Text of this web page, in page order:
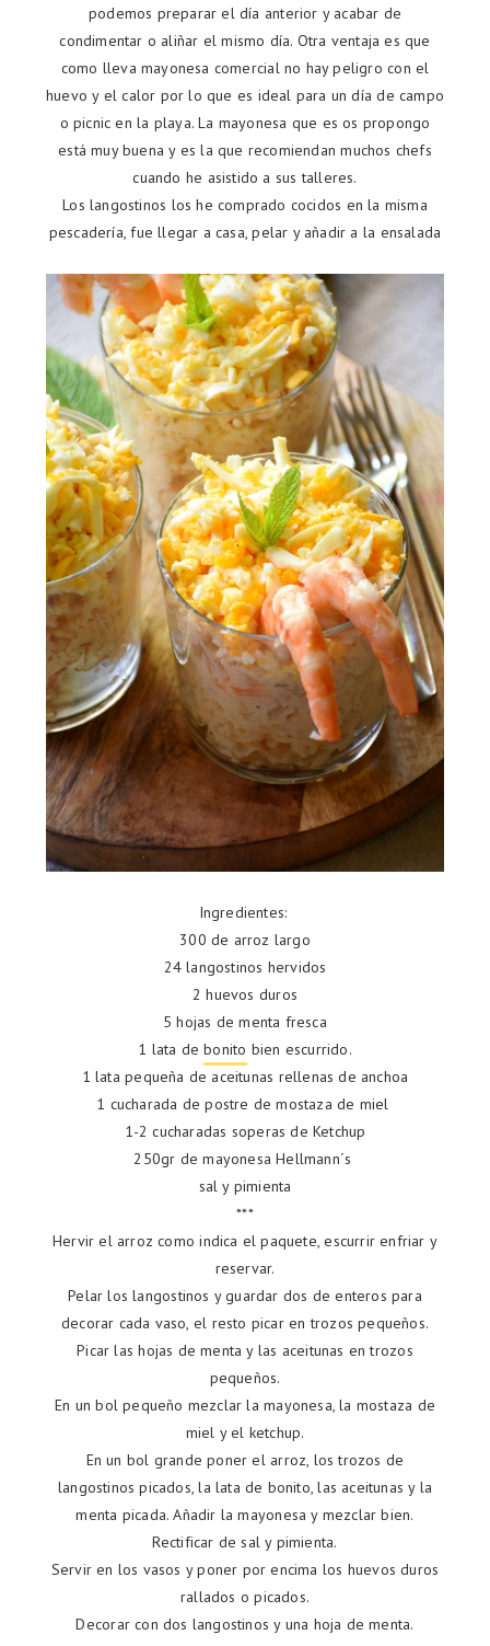
podemos preparar el día anterior y acabar de
condimentar o aliñar el mismo día. Otra ventaja es que
como lleva mayonesa comercial no hay peligro con el
huevo y el calor por lo que es ideal para un día de campo
o picnic en la playa. La mayonesa que es os propongo
está muy buena y es la que recomiendan muchos chefs
cuando he asistido a sus talleres.
Los langostinos los he comprado cocidos en la misma
pescadería, fue llegar a casa, pelar y añadir a la ensalada
Ingredientes:
300 de arroz largo
24 langostinos hervidos
2 huevos duros
5 hojas de menta fresca
1 lata debonito bien escurrido.
1 lata pequeña de aceitunas rellenas de anchoa
1 cucharada de postre de mostaza de miel
1-2 cucharadas soperas de Ketchup
250gr de mayonesa Hellmann´s
sal y pimienta
***
Hervir el arroz como indica el paquete, escurrir enfriar y
reservar.
Pelar los langostinos y guardar dos de enteros para
decorar cada vaso, el resto picar en trozos pequeños.
Picar las hojas de menta y las aceitunas en trozos
pequeños.
En un bol pequeño mezclar la mayonesa, la mostaza de
miel y el ketchup.
En un bol grande poner el arroz, los trozos de
langostinos picados, la lata de bonito, las aceitunas y la
menta picada. Añadir la mayonesa y mezclar bien.
Rectificar de sal y pimienta.
Servir en los vasos y poner por encima los huevos duros
rallados o picados.
Decorar con dos langostinos y una hoja de menta.